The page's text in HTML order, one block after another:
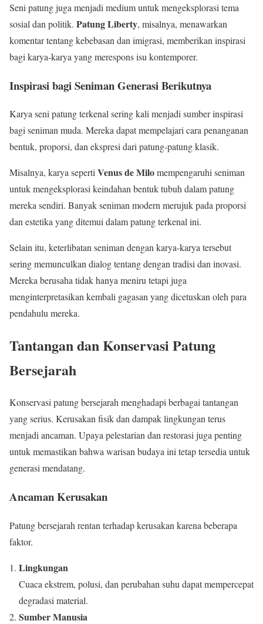
Seni patung juga menjadi medium untuk mengeksplorasi tema
sosial dan politik. Patung Liberty, misalnya, menawarkan
komentar tentang kebebasan dan imigrasi, memberikan inspirasi
bagi karya-karya yang merespons isu kontemporer.
Inspirasi bagi Seniman Generasi Berikutnya
Karya seni patung terkenal sering kali menjadi sumber inspirasi
bagi seniman muda. Mereka dapat mempelajari cara penanganan
bentuk, proporsi, dan ekspresi dari patung-patung klasik.
Misalnya, karya sepertiVenus de Milomempengaruhi seniman
untuk mengeksplorasi keindahan bentuk tubuh dalam patung
mereka sendiri. Banyak seniman modern merujuk pada proporsi
dan estetika yang ditemui dalam patung terkenal ini.
Selain itu, keterlibatan seniman dengan karya-karya tersebut
sering memunculkan dialog tentang dengan tradisi dan inovasi.
Mereka berusaha tidak hanya meniru tetapi juga
menginterpretasikan kembali gagasan yang dicetuskan oleh para
pendahulu mereka.
Tantangan dan Konservasi Patung
Bersejarah
Konservasi patung bersejarah menghadapi berbagai tantangan
yang serius. Kerusakan fisik dan dampak lingkungan terus
menjadi ancaman. Upaya pelestarian dan restorasi juga penting
untuk memastikan bahwa warisan budaya ini tetap tersedia untuk
generasi mendatang.
Ancaman Kerusakan
Patung bersejarah rentan terhadap kerusakan karena beberapa
faktor.
Lingkungan
Cuaca ekstrem, polusi, dan perubahan suhu dapat mempercepat
degradasi material.
Sumber Manusia